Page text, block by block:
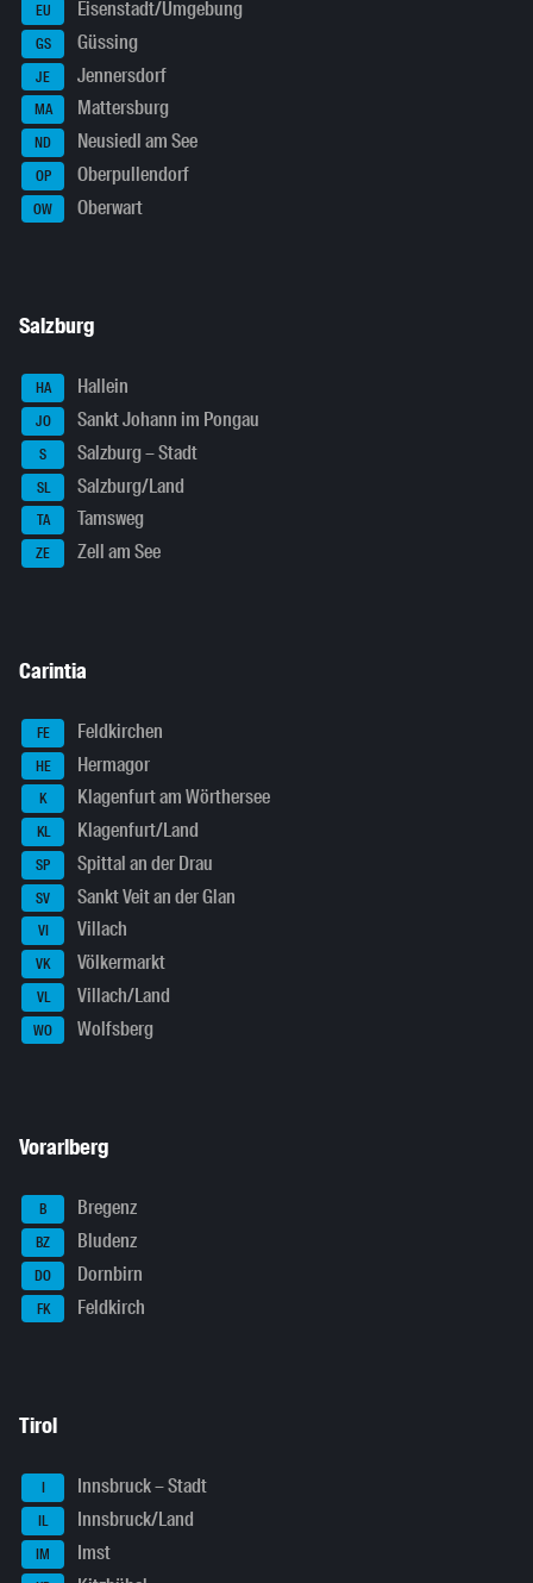
EU Eisenstadt/Umgebung
GS Güssing
JE Jennersdorf
MA Mattersburg
ND Neusiedl am See
OP Oberpullendorf
OW Oberwart
Salzburg
HA Hallein
JO Sankt Johann im Pongau
S Salzburg – Stadt
SL Salzburg/Land
TA Tamsweg
ZE Zell am See
Carintia
FE Feldkirchen
HE Hermagor
K Klagenfurt am Wörthersee
KL Klagenfurt/Land
SP Spittal an der Drau
SV Sankt Veit an der Glan
VI Villach
VK Völkermarkt
VL Villach/Land
WO Wolfsberg
Vorarlberg
B Bregenz
BZ Bludenz
DO Dornbirn
FK Feldkirch
Tirol
I Innsbruck – Stadt
IL Innsbruck/Land
IM Imst